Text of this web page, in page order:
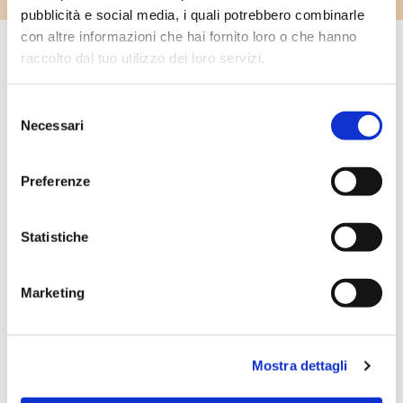
pubblicità e social media, i quali potrebbero combinarle
con altre informazioni che hai fornito loro o che hanno
raccolto dal tuo utilizzo dei loro servizi.
delNecessari
Preferenze
Statistiche
Marketing
Mostra dettagli
INTEGRAZIONI CORRELATE
Fidelizza i pazienti con comunicazioni
VISITA LA PAGINA